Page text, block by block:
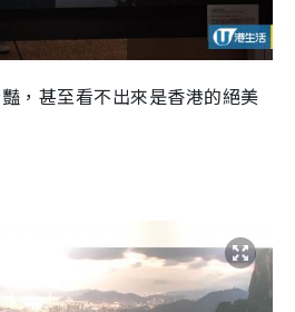
，甚至看不出來是香港的絕美